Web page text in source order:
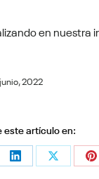
en nuestra
2022
este artículo en:
Share Share